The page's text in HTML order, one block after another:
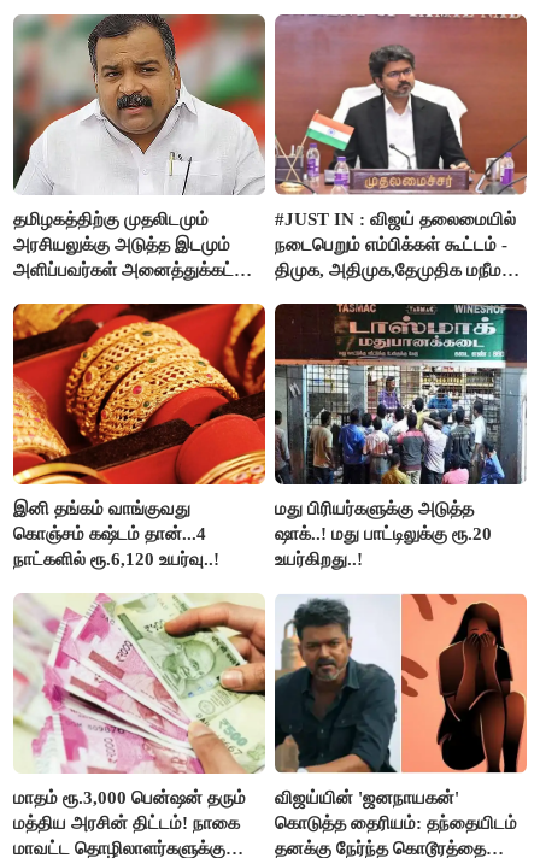
தமிழகத்திற்கு முதலிடமும்
அரசியலுக்கு அடுத்த இடமும்
அளிப்பவர்கள் அனைத்துக்கட்சி
பங்கேற்பார்கள் - மாணிக்கம்
தாகூர்..!!
#JUST IN : விஜய் தலைமையில்
நடைபெறும் எம்பிக்கள் கூட்டம் -
திமுக, அதிமுக,தேமுதிக மநீம
இனி தங்கம் வாங்குவது
கொஞ்சம் கஷ்டம் தான்...4
நாட்களில் ரூ.6,120 உயர்வு..!
மது பிரியர்களுக்கு அடுத்த
ஷாக்..! மது பாட்டிலுக்கு ரூ.20
உயர்கிறது..!
மாதம் ரூ.3,000 பென்ஷன் தரும்
மத்திய அரசின் திட்டம்! நாகை
மாவட்ட தொழிலாளர்களுக்கு
விஜய்யின் 'ஜனநாயகன்'
கொடுத்த தைரியம்: தந்தையிடம்
தனக்கு நேர்ந்த கொடூரத்தை